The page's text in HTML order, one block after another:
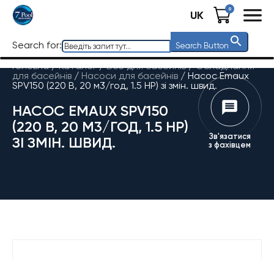
UK 0
Search for: Search Button
Головна / Каталог/Все для басейнів/Обладнання
для басейнів / Насоси для басейнів / Насос Emaux
SPV150 (220 В, 20 м3/год, 1.5 HP) зі змін. швид.
НАСОС EMAUX SPV150
(220 В, 20 М3/ГОД, 1.5 HP)
ЗІ ЗМІН. ШВИД.
Зв'язатися
з фахівцем